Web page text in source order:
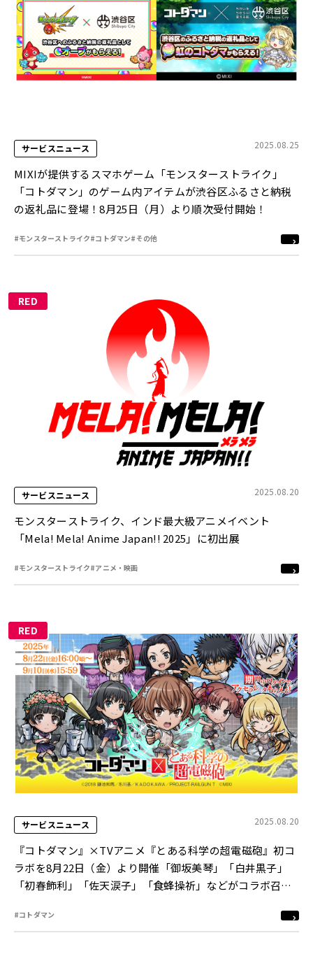
サービスニュース 2025.08.25
MIXIが提供するスマホゲーム「モンスターストライク」
「コトダマン」のゲーム内アイテムが渋谷区ふるさと納税
の返礼品に登場！8月25日（月）より順次受付開始！
#モンスターストライク#コトダマン#その他
RED
サービスニュース 2025.08.20
モンスターストライク、インド最大級アニメイベント
「Mela! Mela! Anime Japan!! 2025」に初出展
#モンスターストライク#アニメ・映画
RED
サービスニュース 2025.08.20
『コトダマン』×TVアニメ『とある科学の超電磁砲』初コ
ラボを8月22日（金）より開催「御坂美琴」「白井黒子」
「初春飾利」「佐天涙子」「食蜂操祈」などがコラボ召喚
#コトダマン